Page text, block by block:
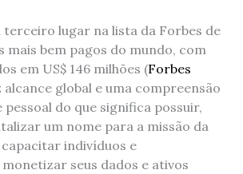
terceiro lugar na lista da Forbes de
mais bem pagos do mundo, com
em US$ 146 milhões (Forbes
global e uma compreensão
do que significa possuir,
um nome para a missão da
indivíduos e
seus dados e ativos